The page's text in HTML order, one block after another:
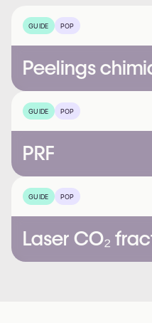
GUIDE POP
Peelings
GUIDE POP
PRF
GUIDE POP
Laser CO₂